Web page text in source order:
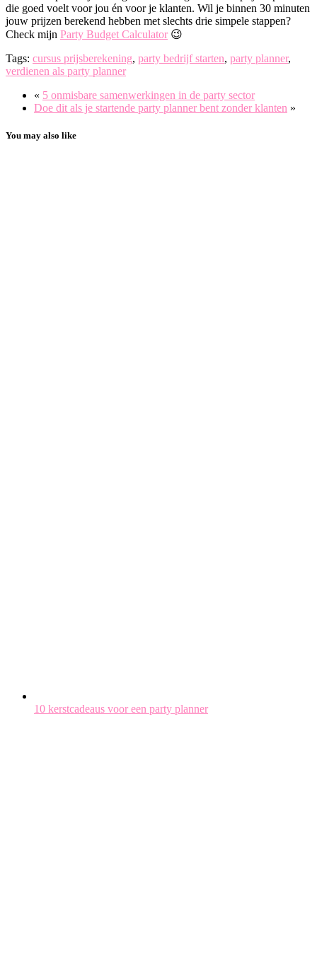
die goed voelt voor jou én voor je klanten. Wil je binnen 30 minuten
jouw prijzen berekend hebben met slechts drie simpele stappen?
Check mijn Party Budget Calculator😉
Tags: cursus prijsberekening, party bedrijf starten, party planner,
verdienen als party planner
« 5 onmisbare samenwerkingen in de party sector
Doe dit als je startende party planner bent zonder klanten »
You may also like
10 kerstcadeaus voor een party planner